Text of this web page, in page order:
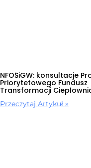
NFOŚiGW: konsultacje
Priorytetowego Fundusz
Transformacji
Przeczytaj Artykuł »